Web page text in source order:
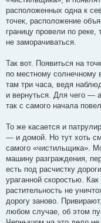
расположенных одна к
точек, расположение
границу провели по
не заморачиваться.
Так вот. Появиться на
по местному солнечному
там три часа, ведя
и вернуться. Для чего —
так с самого начала
То же касается и
— и домой. Но тут хоть
самого «чистильщика».
машину разграждения,
есть под расчистку
ураганной скоростью.
растительность не
дорогу заново.
любом случае, об этом